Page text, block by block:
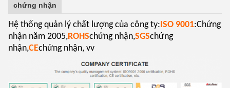
chứng nhận
Hệ thống quản lý chất lượng của công ty: ISO 9001:Chứng
nhận năm 2005,ROHSchứng nhận,SGSchứng
nhận,CEchứng nhận, vv